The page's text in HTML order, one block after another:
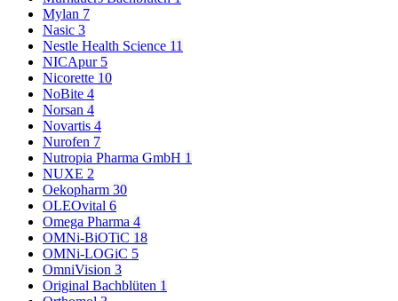
Mylan 7
Nasic 3
Nestle Health Science 11
NICApur 5
Nicorette 10
NoBite 4
Norsan 4
Novartis 4
Nurofen 7
Nutropia Pharma GmbH 1
NUXE 2
Oekopharm 30
OLEOvital 6
Omega Pharma 4
OMNi-BiOTiC 18
OMNi-LOGiC 5
OmniVision 3
Original Bachblüten 1